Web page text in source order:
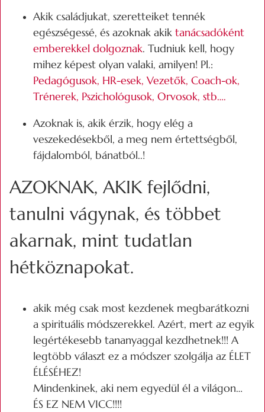
Akik családjukat, szeretteiket tennék
egészségessé, és azoknak akik tanácsadóként
emberekkel dolgoznak. Tudniuk kell, hogy
mihez képest olyan valaki, amilyen! Pl.:
Pedagógusok, HR-esek, Vezetők, Coach-ok,
Trénerek, Pszichológusok, Orvosok, stb….
Azoknak is, akik érzik, hogy elég a
veszekedésekből, a meg nem értettségből,
fájdalomból, bánatból..!
AZOKNAK, AKIK fejlődni,
tanulni vágynak, és többet
akarnak, mint tudatlan
hétköznapokat.
akik még csak most kezdenek megbarátkozni
a spirituális módszerekkel. Azért, mert az egyik
legértékesebb tananyaggal kezdhetnek!!! A
legtöbb választ ez a módszer szolgálja az ÉLET
ÉLÉSÉHEZ!
Mindenkinek, aki nem egyedül él a világon…
ÉS EZ NEM VICC!!!!